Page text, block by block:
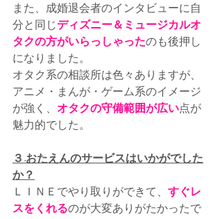
また、成婚退会者のインタビューに自
分と同じディズニー＆ミュージカルオ
タクの方がいらっしゃったのも後押し
になりました。
オタク系の相談所は色々ありますが、
アニメ・まんが・ゲーム系のイメージ
が強く、 オタクの守備範囲が広い点が
魅力的でした。
３.おたえんのサービスはいかがでした
か？
ＬＩＮＥでやり取りができて、 すぐレ
スをくれるのが大変ありがたかったで